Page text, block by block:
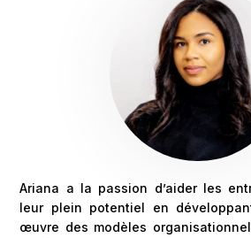
Ariana a la passion d’aider les
leur plein potentiel en
œuvre des modèles